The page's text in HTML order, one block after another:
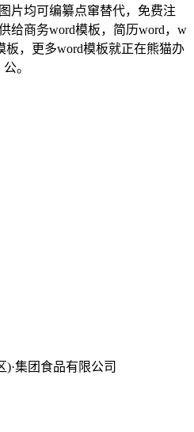
片均可编纂点窜替代，免费注
给商务word模板，简历word，w
板，更多word模板就正在熊猫办
公。
)·集团食品有限公司